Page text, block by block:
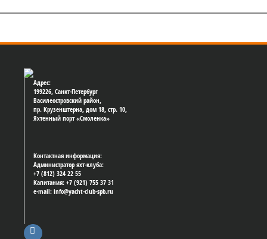
Адрес:
199226, Санкт-Петербург
Василеостровский район,
пр. Крузенштерна, дом 18, стр. 10,
Яхтенный порт «Смоленка»
Контактная информация:
Администратор яхт-клуба:
+7 (812) 324 22 55
Капитания: +7 (921) 755 37 31
e-mail: info@yacht-club-spb.ru